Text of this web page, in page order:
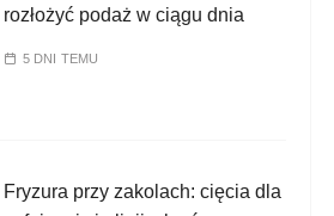
rozłożyć podaż w ciągu dnia
5 DNI TEMU
Fryzura przy zakolach: cięcia dla